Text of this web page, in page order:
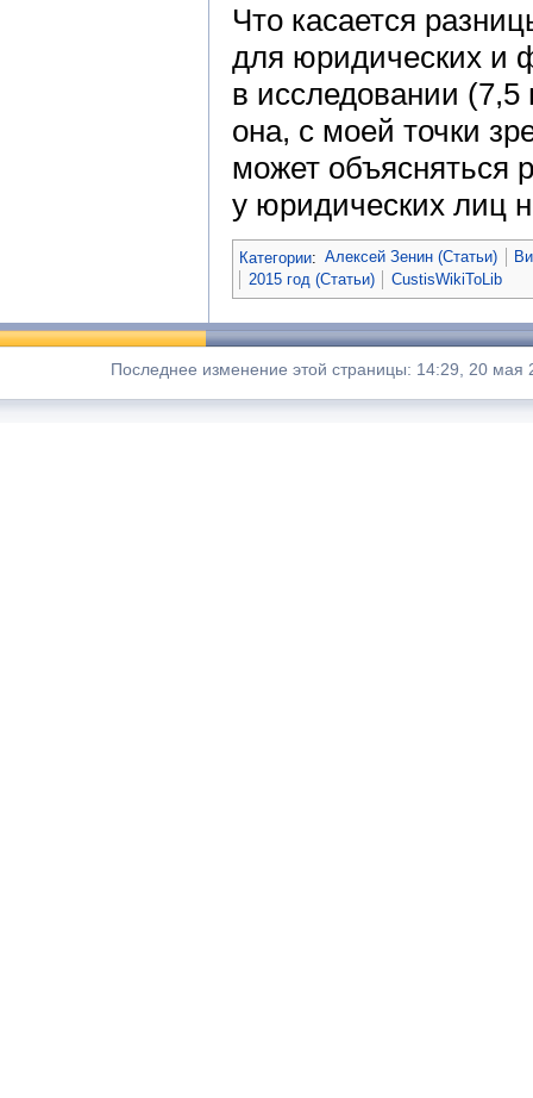
Что касается
для юридических и
в исследовании
она, с моей точки
может объясняться
у юридических лиц
Категории: Алексей Зенин (Статьи)
2015 год (Статьи)
CustisWikiToLib
Последнее изменение этой страницы: 14:29, 20 мая